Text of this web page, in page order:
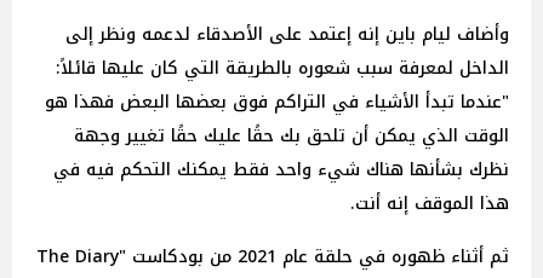
وأضاف ليام باين إنه إعتمد على الأصدقاء لدعمه ونظر إلى
الداخل لمعرفة سبب شعوره بالطريقة التي كان عليها قائلاً:
"عندما تبدأ الأشياء في التراكم فوق بعضها البعض فهذا هو
الوقت الذي يمكن أن تلحق بك حقًا عليك حقًا تغيير وجهة
نظرك بشأنها هناك شيء واحد فقط يمكنك التحكم فيه في
هذا الموقف إنه أنت.
ثم أثناء ظهوره في حلقة عام 2021 من بودكاست "The Diary